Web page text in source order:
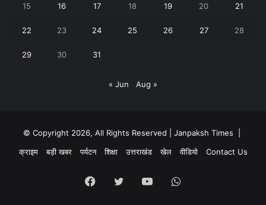
15 16 17 18 19 20 21
22 23 24 25 26 27 28
29 30 31
« Jun Aug »
© Copyright 2026, All Rights Reserved | Janpaksh Times |
क्राइम
बड़ी खबर पर्यटन शिक्षा उत्तराखंड खेल वीडियो Contact Us
Facebook
Twitter YouTubeWhatsApp